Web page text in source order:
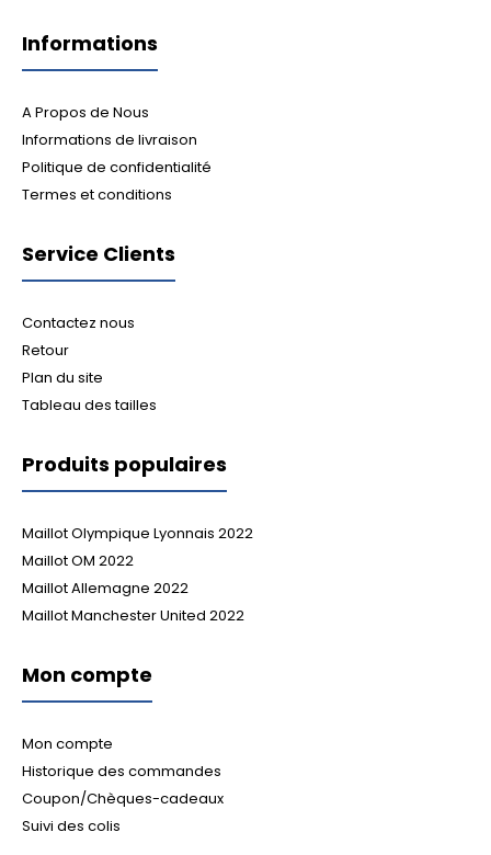
Informations
A Propos de Nous
Informations de livraison
Politique de confidentialité
Termes et conditions
Service Clients
Contactez nous
Retour
Plan du site
Tableau des tailles
Produits populaires
Maillot Olympique Lyonnais 2022
Maillot OM 2022
Maillot Allemagne 2022
Maillot Manchester United 2022
Mon compte
Mon compte
Historique des commandes
Coupon/Chèques-cadeaux
Suivi des colis